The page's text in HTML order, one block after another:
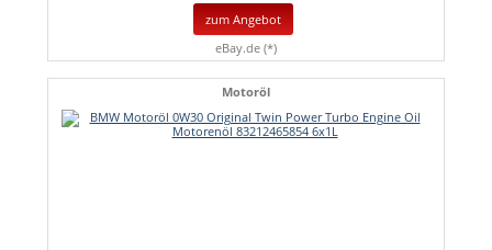
zum Angebot
eBay.de (*)
Motoröl